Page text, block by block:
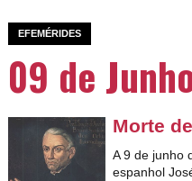
EFEMÉRIDES
09 de
Morte
A 9 de junho
espanhol